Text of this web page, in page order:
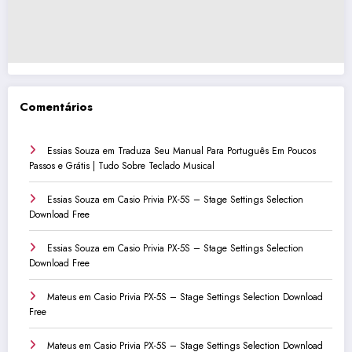
Comentários
Essias Souza em Traduza Seu Manual Para Português Em Poucos
Passos e Grátis | Tudo Sobre Teclado Musical
Essias Souza em Casio Privia PX-5S – Stage Settings Selection
Download Free
Essias Souza em Casio Privia PX-5S – Stage Settings Selection
Download Free
Mateus em Casio Privia PX-5S – Stage Settings Selection Download
Free
Mateus em Casio Privia PX-5S – Stage Settings Selection Download